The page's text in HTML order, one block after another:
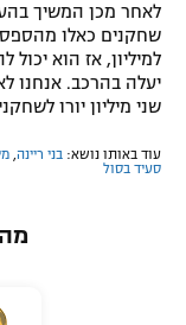
לאחר מכן המשיך
שחקנים כאלו
למיליון, אז הוא
יעלה בהרכב. אנחנו
שני מיליון יורו
עוד באותו נושא: בני ריינה,
סעיד בסול